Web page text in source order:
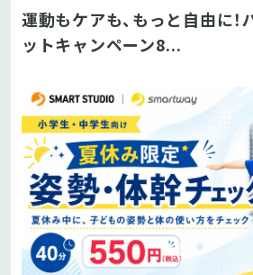
運動もケアも、もっと自由に
ットキャンペーン8...